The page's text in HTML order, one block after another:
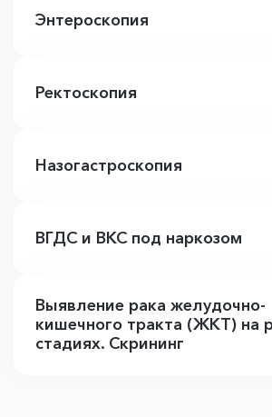
Энтероскопия
Ректоскопия
Назогастроскопия
ВГДС и ВКС под наркозом
Выявление рака желудочно-
кишечного тракта (ЖКТ) на
стадиях. Скрининг